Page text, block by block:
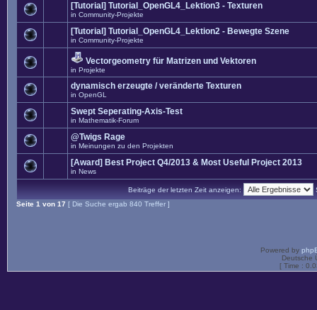
[Tutorial] Tutorial_OpenGL4_Lektion3 - Texturen
in Community-Projekte
[Tutorial] Tutorial_OpenGL4_Lektion2 - Bewegte Szene
in Community-Projekte
Vectorgeometry für Matrizen und Vektoren
in Projekte
dynamisch erzeugte / veränderte Texturen
in OpenGL
Swept Seperating-Axis-Test
in Mathematik-Forum
@Twigs Rage
in Meinungen zu den Projekten
[Award] Best Project Q4/2013 & Most Useful Project 2013
in News
Beiträge der letzten Zeit anzeigen:
Seite 1 von 17 [ Die Suche ergab 840 Treffer ]
Powered by
Deutsche
[ Time :